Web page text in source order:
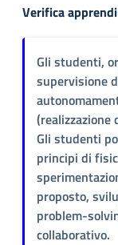
Verifica
Gli studenti,
supervisione
(realizzazione
Gli studenti
principi di
proposto,
problem-
collaborativo.